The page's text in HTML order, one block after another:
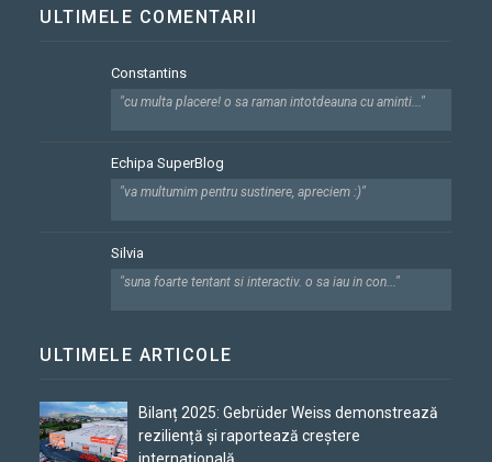
ULTIMELE COMENTARII
Constantins
"cu multa placere! o sa raman intotdeauna cu aminti..."
Echipa SuperBlog
"va multumim pentru sustinere, apreciem :)"
Silvia
"suna foarte tentant si interactiv. o sa iau in con..."
ULTIMELE ARTICOLE
Bilanț 2025: Gebrüder Weiss demonstrează
reziliență și raportează creștere